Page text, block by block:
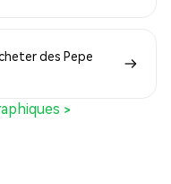
des Pepe
>